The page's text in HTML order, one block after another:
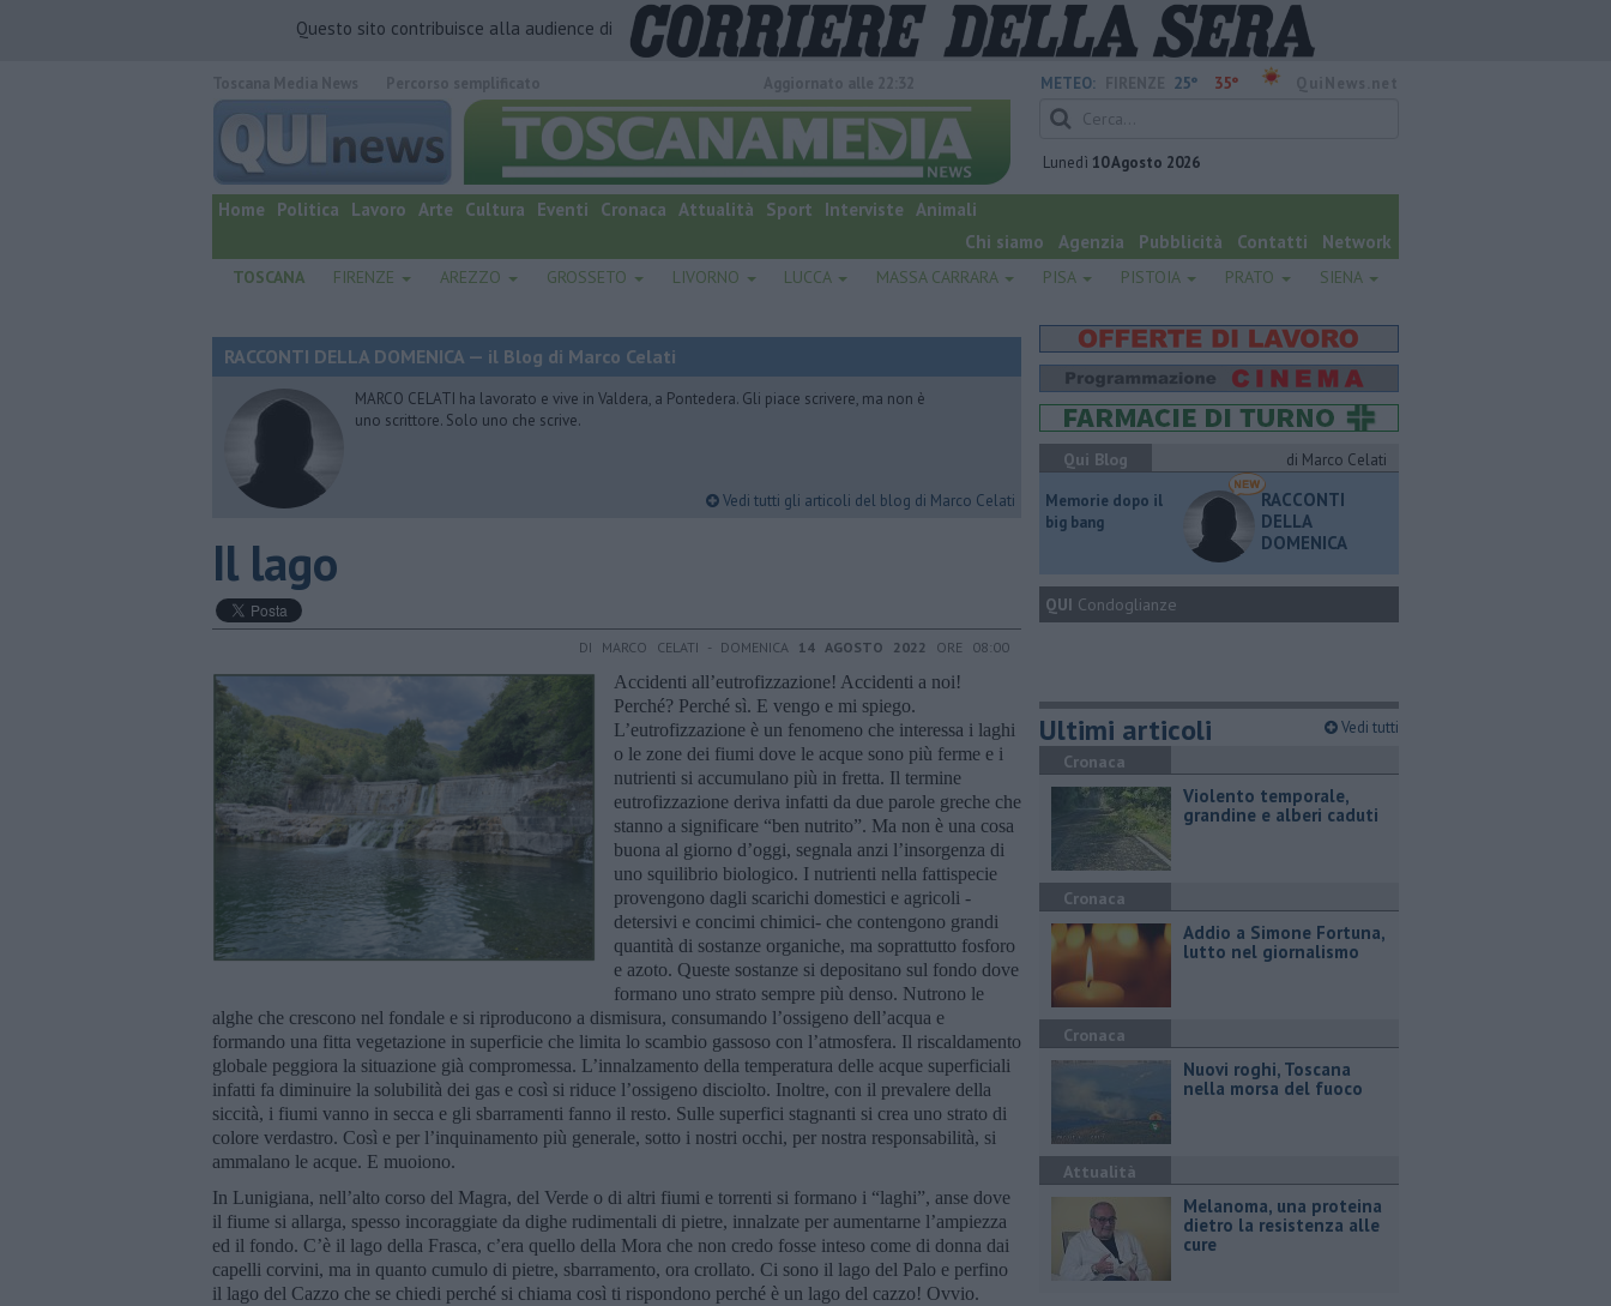
Questo sito contribuisce alla audience di
quotidiano online.
METEO: 25° 35°
Lunedì 10 Agosto 2026
Home Politica Lavoro Arte Cultura Eventi Cronaca Attualità Sport Interviste Animali
Chi siamo
Agenzia Pubblicità Contatti Network
TOSCANA FIRENZE AREZZO GROSSETO LIVORNO LUCCA MASSA CARRARA PISA PISTOIA PRATO SIENA
RACCONTI DELLA DOMENICA — il Blog di Marco Celati
MARCO CELATI ha lavorato e vive in Valdera, a Pontedera. Gli piace scrivere, ma non è
uno scrittore. Solo uno che scrive.
Vedi tutti gli articoli del blog di Marco Celati
Il lago
DI MARCO CELATI - DOMENICA 14 AGOSTO 2022 ORE 08:00
Accidenti all’eutrofizzazione! Accidenti a noi!
Perché? Perché sì. E vengo e mi spiego.
L’eutrofizzazione è un fenomeno che interessa i laghi
o le zone dei fiumi dove le acque sono più ferme e i
nutrienti si accumulano più in fretta. Il termine
eutrofizzazione deriva infatti da due parole greche che
stanno a significare “ben nutrito”. Ma non è una cosa
buona al giorno d’oggi, segnala anzi l’insorgenza di
uno squilibrio biologico. I nutrienti nella fattispecie
provengono dagli scarichi domestici e agricoli -
detersivi e concimi chimici- che contengono grandi
quantità di sostanze organiche, ma soprattutto fosforo
e azoto. Queste sostanze si depositano sul fondo dove
formano uno strato sempre più denso. Nutrono le
alghe che crescono nel fondale e si riproducono a dismisura, consumando l’ossigeno dell’acqua e
formando una fitta vegetazione in superficie che limita lo scambio gassoso con l’atmosfera. Il riscaldamento
globale peggiora la situazione già compromessa. L’innalzamento della temperatura delle acque superficiali
infatti fa diminuire la solubilità dei gas e così si riduce l’ossigeno disciolto. Inoltre, con il prevalere della
siccità, i fiumi vanno in secca e gli sbarramenti fanno il resto. Sulle superfici stagnanti si crea uno strato di
colore verdastro. Così e per l’inquinamento più generale, sotto i nostri occhi, per nostra responsabilità, si
ammalano le acque. E muoiono.
In Lunigiana, nell’alto corso del Magra, del Verde o di altri fiumi e torrenti si formano i “laghi”, anse dove
il fiume si allarga, spesso incoraggiate da dighe rudimentali di pietre, innalzate per aumentarne l’ampiezza
ed il fondo. C’è il lago della Frasca, c’era quello della Mora che non credo fosse inteso come di donna dai
capelli corvini, ma in quanto cumulo di pietre, sbarramento, ora crollato. Ci sono il lago del Palo e perfino
il lago del Cazzo che se chiedi perché si chiama così ti rispondono perché è un lago del cazzo! Ovvio.
Qui Blog
di Marco Celati
Memorie dopo il
big bang
RACCONTI
DELLA
DOMENICA
QUI Condoglianze
Ultimi articoli Vedi tutti
Cronaca
Violento temporale,
grandine e alberi caduti
Cronaca
Addio a Simone Fortuna,
lutto nel giornalismo
Cronaca
Nuovi roghi, Toscana
nella morsa del fuoco
Attualità
Melanoma, una proteina
dietro la resistenza alle
cure